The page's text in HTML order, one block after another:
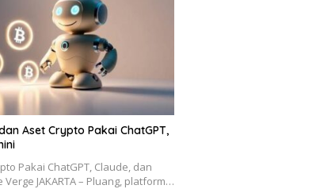
Aset Crypto Pakai ChatGPT,
Pakai ChatGPT, Claude, dan
Verge JAKARTA – Pluang, platform…